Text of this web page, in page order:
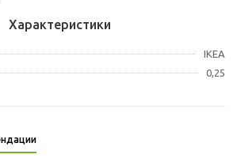
Характеристики
IKEA
0,25